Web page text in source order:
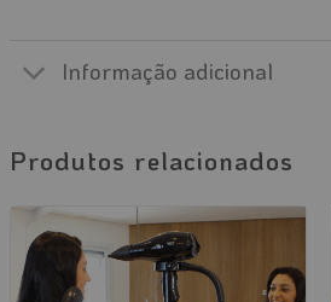
Informação adicional
Produtos relacionados